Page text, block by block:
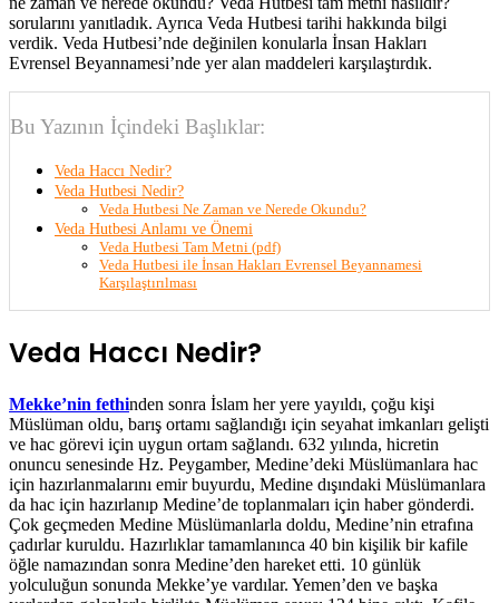
sorularını yanıtladık. Ayrıca Veda Hutbesi tarihi hakkında bilgi
verdik. Veda Hutbesi’nde değinilen konularla İnsan Hakları
Evrensel Beyannamesi’nde yer alan maddeleri karşılaştırdık.
Bu Yazının İçindeki Başlıklar:
Veda Haccı Nedir?
Veda Hutbesi Nedir?
Veda Hutbesi Ne Zaman ve Nerede Okundu?
Veda Hutbesi Anlamı ve Önemi
Veda Hutbesi Tam Metni (pdf)
Veda Hutbesi ile İnsan Hakları Evrensel Beyannamesi
Karşılaştırılması
Veda Haccı Nedir?
Mekke’nin fethinden sonra İslam her yere yayıldı, çoğu kişi
Müslüman oldu, barış ortamı sağlandığı için seyahat imkanları gelişti
ve hac görevi için uygun ortam sağlandı. 632 yılında, hicretin
onuncu senesinde Hz. Peygamber, Medine’deki Müslümanlara hac
için hazırlanmalarını emir buyurdu, Medine dışındaki Müslümanlara
da hac için hazırlanıp Medine’de toplanmaları için haber gönderdi.
Çok geçmeden Medine Müslümanlarla doldu, Medine’nin etrafına
çadırlar kuruldu. Hazırlıklar tamamlanınca 40 bin kişilik bir kafile
öğle namazından sonra Medine’den hareket etti. 10 günlük
yolculuğun sonunda Mekke’ye vardılar. Yemen’den ve başka